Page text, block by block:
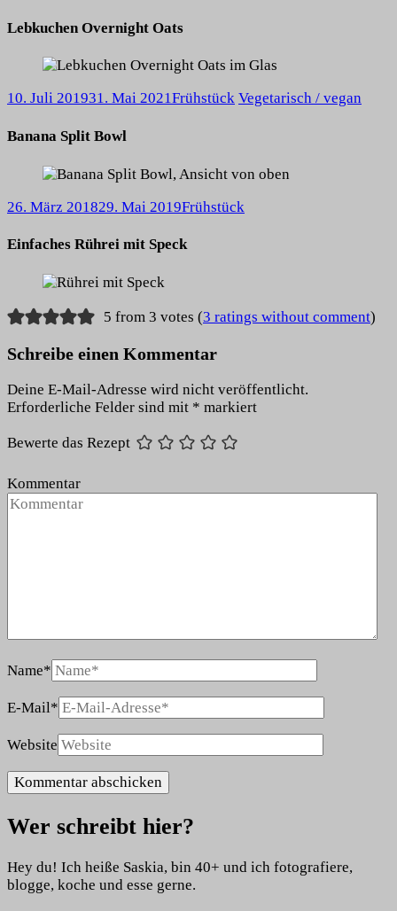
Lebkuchen Overnight Oats
10. Juli 201931. Mai 2021Frühstück Vegetarisch / vegan
Banana Split Bowl
26. März 201829. Mai 2019Frühstück
Einfaches Rührei mit Speck
5 from 3 votes (3 ratings without comment)
Schreibe einen Kommentar
Deine E-Mail-Adresse wird nicht veröffentlicht.
Erforderliche Felder sind mit * markiert
Bewerte das Rezept
Kommentar
Name*
E-Mail*
Website
Wer schreibt hier?
Hey du! Ich heiße Saskia, bin 40+ und ich fotografiere,
blogge, koche und esse gerne.